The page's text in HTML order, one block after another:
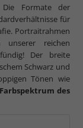
Formate der
für
Portraitrahmen
reichen
Der breite
Schwarz und
Tönen wie
des